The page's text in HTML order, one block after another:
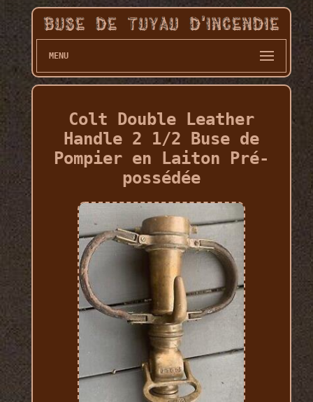
MENU
Colt Double Leather
Handle 2 1/2 Buse de
Pompier en Laiton Pré-
possédée